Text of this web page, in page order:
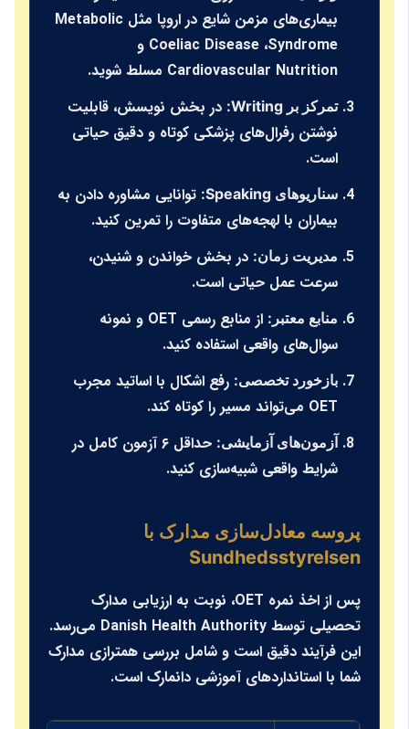
بیماری‌های مزمن شایع در اروپا مثلMetabolic
Syndrome،Coeliac Diseaseو
Cardiovascular Nutritionمسلط شوید.
تمرکز بر Writing:
در بخش نویسش، قابلیت
نوشتن رفرال‌های پزشکی کوتاه و دقیق حیاتی
است.
سناریوهای Speaking:
توانایی مشاوره دادن به
بیماران با لهجه‌های متفاوت را تمرین کنید.
مدیریت زمان:در بخش خواندن و شنیدن،
سرعت عمل حیاتی است.
منابع معتبر:
از منابع رسمی OET و نمونه
سوال‌های واقعی استفاده کنید.
بازخورد تخصصی:رفع اشکال با اساتید مجرب
OET می‌تواند مسیر را کوتاه کند.
آزمون‌های آزمایشی:
حداقل ۶ آزمون کامل در
شرایط واقعی شبیه‌سازی کنید.
پروسه معادل‌سازی مدارک با
Sundhedsstyrelsen
پس از اخذ نمره OET، نوبت به ارزیابی مدارک
تحصیلی توسط Danish Health Authority می‌رسد.
این فرآیند دقیق است و شامل بررسی همترازی مدارک
شما با استانداردهای آموزشی دانمارک است.